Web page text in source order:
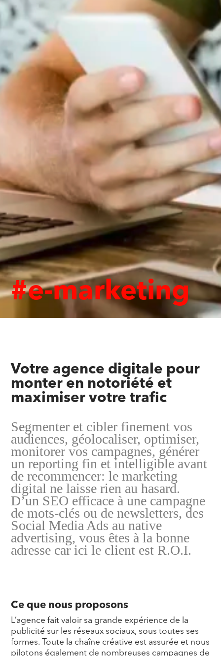
#e-marketing
Votre agence digitale pour
monter en notoriété et
maximiser votre trafic
Segmenter et cibler finement vos
audiences, géolocaliser, optimiser,
monitorer vos campagnes, générer
un reporting fin et intelligible avant
de recommencer: le marketing
digital ne laisse rien au hasard.
D’un SEO efficace à une campagne
de mots-clés ou de newsletters, des
Social Media Ads au native
advertising, vous êtes à la bonne
adresse car ici le client est R.O.I.
Ce que nous proposons
L’agence fait valoir sa grande expérience de la
publicité sur les réseaux sociaux, sous toutes ses
formes. Toute la chaîne créative est assurée et nous
pilotons également de nombreuses campagnes de